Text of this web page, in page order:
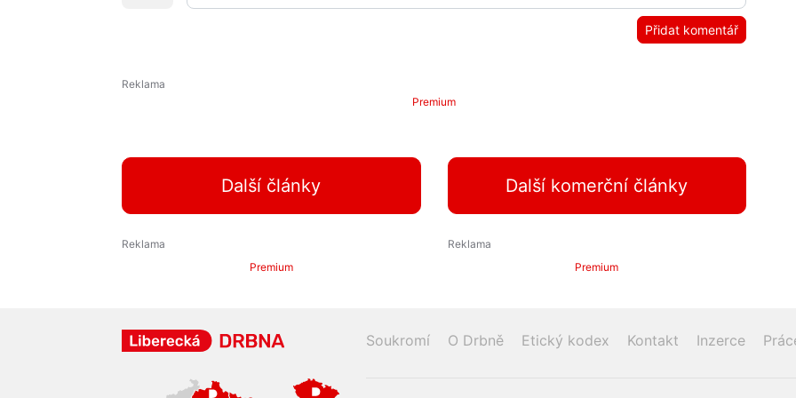
Přidat komentář
Premium
Další články Další komerční články
Premium Premium
Soukromí O Drbně Etický kodex Kontakt Inzerce